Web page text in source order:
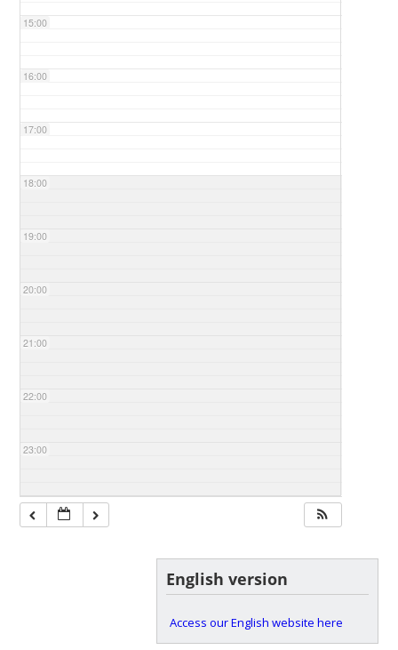
15:00
16:00
17:00
18:00
19:00
20:00
21:00
22:00
23:00
English version
Access our English website here